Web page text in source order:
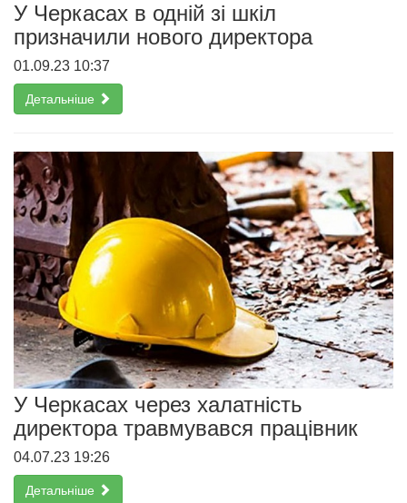
У Черкасах в одній зі шкіл
призначили нового директора
01.09.23 10:37
Детальніше
У Черкасах через халатність
директора травмувався працівник
04.07.23 19:26
Детальніше